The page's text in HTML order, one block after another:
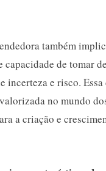
também
capacidade de tomar
incerteza e risco.
no mundo
a criação e